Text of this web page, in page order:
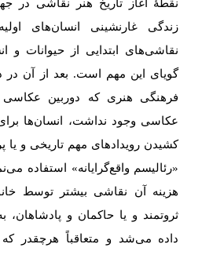
نقطهٔ آغاز تاریخ هنر نقاشی در
زندگی غارنشینی انسان‌های
نقاشی‌های ابتدایی از حیوانات و
گویای این مهم است. بعد از آن
فرهنگی هنری که دوربین عکاسی
عکاسی وجود نداشت، انسان‌ها
کشیدن رویدادهای مهم تاریخی و یا
«رئالیسم واقع‌گرایانه» استفاده
هزینه آن نقاشی بیشتر توسط
ثروتمند و یا حاکمان و
داده می‌شد و متعاقباً هرچقدر